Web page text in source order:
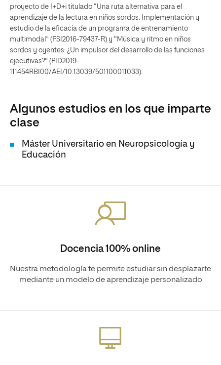
proyecto de I+D+i titulado “Una ruta alternativa para el
aprendizaje de la lectura en niños sordos: Implementación y
estudio de la eficacia de un programa de entrenamiento
multimodal” (PSI2016-79437-R) y "Música y ritmo en niños
sordos y oyentes: ¿Un impulsor del desarrollo de las funciones
ejecutivas?" (PID2019-
111454RBI00/AEI/10.13039/501100011033).
Algunos estudios en los que imparte
clase
Máster Universitario en Neuropsicología y
Educación
Docencia 100% online
Nuestra metodología te permite estudiar sin desplazarte
mediante un modelo de aprendizaje personalizado